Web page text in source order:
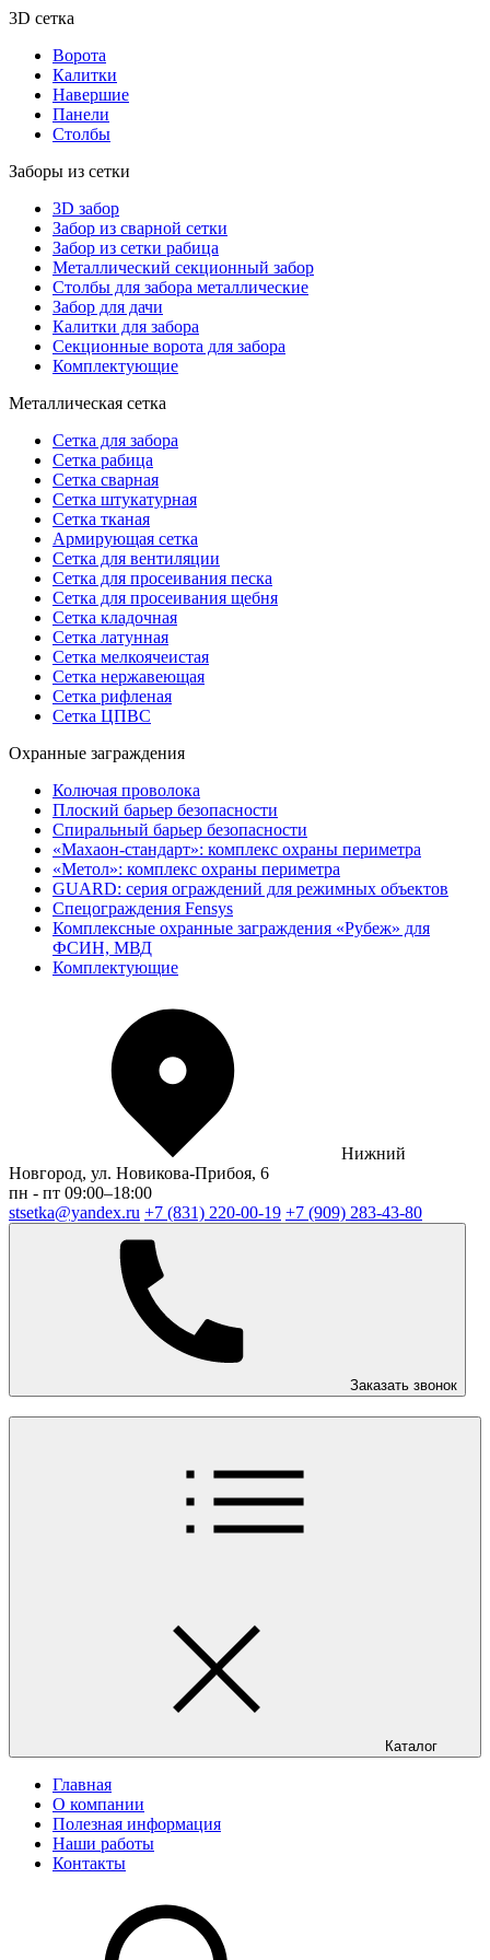
3D сетка
Ворота
Калитки
Навершие
Панели
Столбы
Заборы из сетки
3D забор
Забор из сварной сетки
Забор из сетки рабица
Металлический секционный забор
Столбы для забора металлические
Забор для дачи
Калитки для забора
Секционные ворота для забора
Комплектующие
Металлическая сетка
Сетка для забора
Сетка рабица
Сетка сварная
Сетка штукатурная
Сетка тканая
Армирующая сетка
Сетка для вентиляции
Сетка для просеивания песка
Сетка для просеивания щебня
Сетка кладочная
Сетка латунная
Сетка мелкоячеистая
Сетка нержавеющая
Сетка рифленая
Сетка ЦПВС
Охранные заграждения
Колючая проволока
Плоский барьер безопасности
Спиральный барьер безопасности
«Махаон-стандарт»: комплекс охраны периметра
«Метол»: комплекс охраны периметра
GUARD: серия ограждений для режимных объектов
Спецограждения Fensys
Комплексные охранные заграждения «Рубеж» для
ФСИН, МВД
Комплектующие
Нижний
Новгород, ул. Новикова-Прибоя, 6
пн - пт 09:00–18:00
stsetka@yandex.ru +7 (831) 220-00-19 +7 (909) 283-43-80
Заказать звонок
Каталог
Главная
О компании
Полезная информация
Наши работы
Контакты